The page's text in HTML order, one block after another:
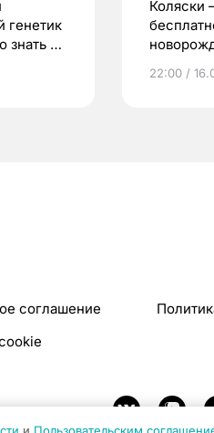
генетик
до
Коляски
22:00 /
соглашение